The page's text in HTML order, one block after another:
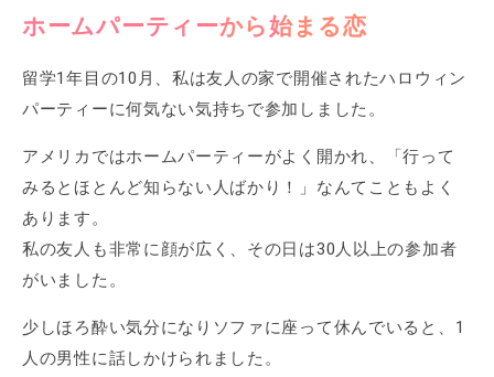
ホームパーティーから始まる恋
留学1年目の10月、私は友人の家で開催されたハロウィン
パーティーに何気ない気持ちで参加しました。
アメリカではホームパーティーがよく開かれ、「行って
みるとほとんど知らない人ばかり！」なんてこともよく
あります。
私の友人も非常に顔が広く、その日は30人以上の参加者
がいました。
少しほろ酔い気分になりソファに座って休んでいると、1
人の男性に話しかけられました。